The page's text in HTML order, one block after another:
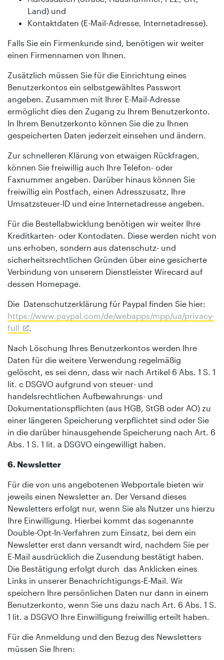
Land) und
Kontaktdaten (E-Mail-Adresse, Internetadresse).
Falls Sie ein Firmenkunde sind, benötigen wir weiter
einen Firmennamen von Ihnen.
Zusätzlich müssen Sie für die Einrichtung eines
Benutzerkontos ein selbstgewähltes Passwort
angeben. Zusammen mit Ihrer E-Mail-Adresse
ermöglicht dies den Zugang zu Ihrem Benutzerkonto.
In Ihrem Benutzerkonto können Sie die zu Ihnen
gespeicherten Daten jederzeit einsehen und ändern.
Zur schnelleren Klärung von etwaigen Rückfragen,
können Sie freiwillig auch Ihre Telefon- oder
Faxnummer angeben. Darüber hinaus können Sie
freiwillig ein Postfach, einen Adresszusatz, Ihre
Umsatzsteuer-ID und eine Internetadresse angeben.
Für die Bestellabwicklung benötigen wir weiter Ihre
Kreditkarten- oder Kontodaten. Diese werden nicht von
uns erhoben, sondern aus datenschutz- und
sicherheitsrechtlichen Gründen über eine gesicherte
Verbindung von unserem Dienstleister Wirecard auf
dessen Homepage.
Die Datenschutzerklärung für Paypal finden Sie hier:
https://www.paypal.com/de/webapps/mpp/ua/privacy-
full
Nach Löschung Ihres Benutzerkontos werden Ihre
Daten für die weitere Verwendung regelmäßig
gelöscht, es sei denn, dass wir nach Artikel 6 Abs. 1 S. 1
lit. c DSGVO aufgrund von steuer- und
handelsrechtlichen Aufbewahrungs- und
Dokumentationspflichten (aus HGB, StGB oder AO) zu
einer längeren Speicherung verpflichtet sind oder Sie
in die darüber hinausgehende Speicherung nach Art. 6
Abs. 1 S. 1 lit. a DSGVO eingewilligt haben.
6. Newsletter
Für die von uns angebotenen Webportale bieten wir
jeweils einen Newsletter an. Der Versand dieses
Newsletters erfolgt nur, wenn Sie als Nutzer uns hierzu
Ihre Einwilligung. Hierbei kommt das sogenannte
Double-Opt-In-Verfahren zum Einsatz, bei dem ein
Newsletter erst dann versandt wird, nachdem Sie per
E-Mail ausdrücklich die Zusendung bestätigt haben.
Die Bestätigung erfolgt durch das Anklicken eines
Links in unserer Benachrichtigungs-E-Mail. Wir
speichern Ihre persönlichen Daten nur dann in einem
Benutzerkonto, wenn Sie uns dazu nach Art. 6 Abs. 1 S.
1 lit. a DSGVO Ihre Einwilligung freiwillig erteilt haben.
Für die Anmeldung und den Bezug des Newsletters
müssen Sie Ihren: